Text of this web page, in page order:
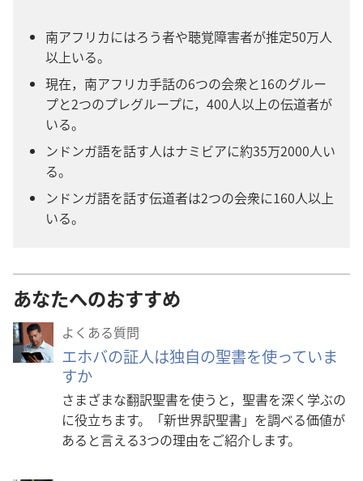
南アフリカにはろう者や聴覚障害者が推定50万人
以上いる。
現在，南アフリカ手話の6つの会衆と16のグルー
プと2つのプレグループに，400人以上の伝道者が
いる。
ンドンガ語を話す人はナミビアに約35万2000人い
る。
ンドンガ語を話す伝道者は2つの会衆に160人以上
いる。
あなたへのおすすめ
よくある質問
エホバの証人は独自の聖書を使っていま
すか
さまざまな翻訳聖書を使うと，聖書を深く学ぶの
に役立ちます。「新世界訳聖書」を調べる価値が
あると言える3つの理由をご紹介します。